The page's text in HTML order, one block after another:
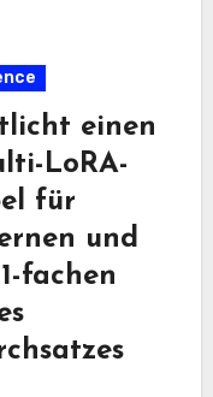
einen
LoRA-
für
und
fachen